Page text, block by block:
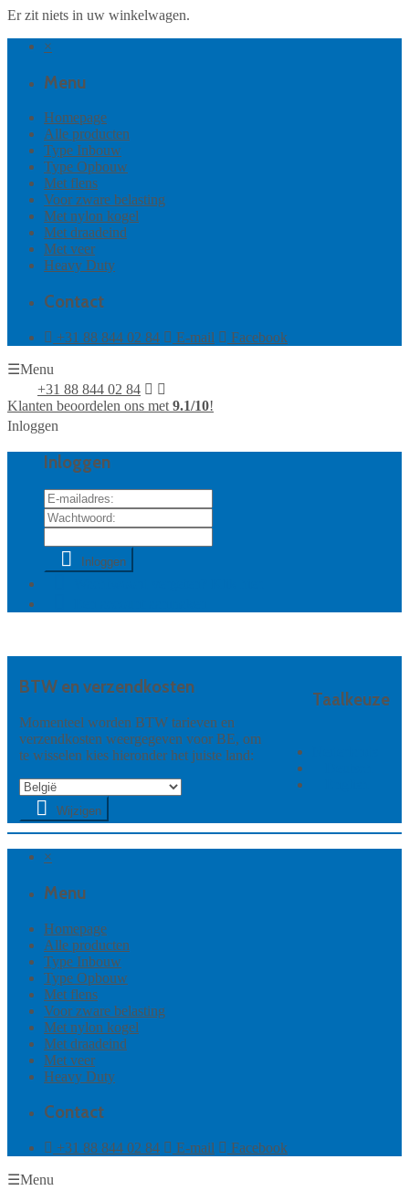
Er zit niets in uw winkelwagen.
×
Menu
Homepage
Alle producten
Type Inbouw
Type Opbouw
Met flens
Voor zware belasting
Met nylon kogel
Met draadeind
Met veer
Heavy Duty
Contact
+31 88 844 02 84 E-mail Facebook
☰Menu
+31 88 844 02 84
Klanten beoordelen ons met 9.1/10!
Inloggen
Inloggen
Inloggen
BTW en verzendkosten
Momenteel worden BTW tarieven en
verzendkosten weergegeven voor BE, om
te wisselen kies hieronder het juiste land:
Wijzigen
Taalkeuze
×
Menu
Homepage
Alle producten
Type Inbouw
Type Opbouw
Met flens
Voor zware belasting
Met nylon kogel
Met draadeind
Met veer
Heavy Duty
Contact
+31 88 844 02 84 E-mail Facebook
☰Menu